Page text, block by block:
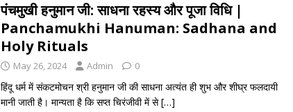
पंचमुखी हनुमान जी: साधना रहस्य और पूजा विधि |
Panchamukhi Hanuman: Sadhana and
Holy Rituals
May 26, 2024 Admin 0
हिंदू धर्म में संकटमोचन श्री हनुमान जी की साधना अत्यंत ही शुभ और शीघ्र फलदायी
मानी जाती है। मान्यता है कि सप्त चिरंजीवी में से[…]